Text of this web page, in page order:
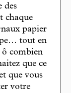
des
chaque
papier
tout en
ô combien
que ce
que vous
votre